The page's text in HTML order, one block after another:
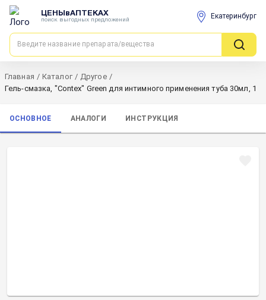
ЦЕНЫвАПТЕКАХ
поиск выгодных предложений Екатеринбург
Главная / Каталог / Другое /
Гель-смазка, "Contex" Green для интимного применения туба 30мл, 1
ОСНОВНОЕ АНАЛОГИ ИНСТРУКЦИЯ